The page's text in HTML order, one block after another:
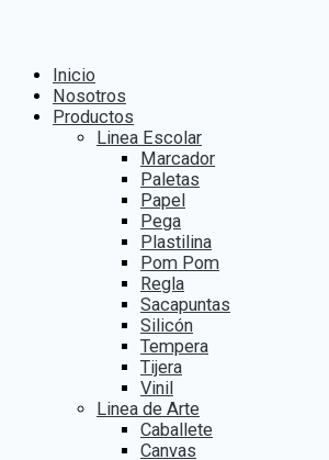
Inicio
Nosotros
Productos
Linea Escolar
Marcador
Paletas
Papel
Pega
Plastilina
Pom Pom
Regla
Sacapuntas
Silicón
Tempera
Tijera
Vinil
Linea de Arte
Caballete
Canvas